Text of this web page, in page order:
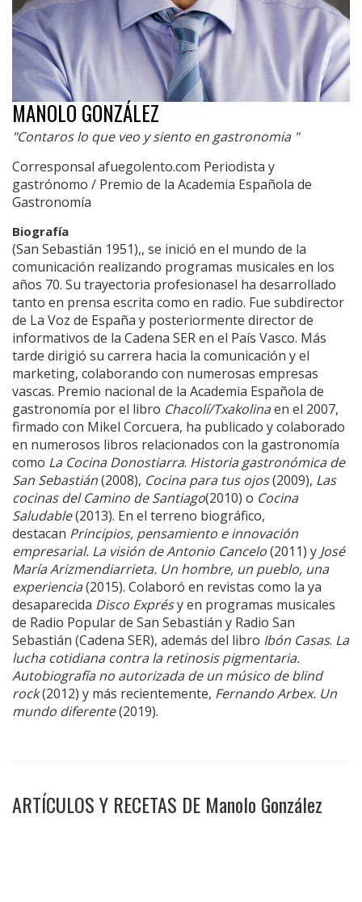
MANOLO GONZÁLEZ
"Contaros lo que veo y siento en gastronomia "
Corresponsal afuegolento.com Periodista y
gastrónomo / Premio de la Academia Española de
Gastronomía
Biografía
(San Sebastián 1951),, se inició en el mundo de la
comunicación realizando programas musicales en los
años 70. Su trayectoria profesionasel ha desarrollado
tanto en prensa escrita como en radio. Fue subdirector
de La Voz de España y posteriormente director de
informativos de la Cadena SER en el País Vasco. Más
tarde dirigió su carrera hacia la comunicación y el
marketing, colaborando con numerosas empresas
vascas. Premio nacional de la Academia Española de
gastronomía por el libro Chacolí/Txakolinaen el 2007,
firmado con Mikel Corcuera, ha publicado y colaborado
en numerosos libros relacionados con la gastronomía
como La Cocina Donostiarra. Historia gastronómica de
San Sebastián(2008), Cocina para tus ojos(2009), Las
cocinas del Camino de Santiago(2010) o Cocina
Saludable(2013). En el terreno biográfico,
destacan Principios, pensamiento e innovación
empresarial. La visión de Antonio Cancelo(2011) y José
María Arizmendiarrieta. Un hombre, un pueblo, una
experiencia(2015). Colaboró en revistas como la ya
desaparecida Disco Exprésy en programas musicales
de Radio Popular de San Sebastián y Radio San
Sebastián (Cadena SER), además del libro Ibón Casas. La
lucha cotidiana contra la retinosis pigmentaria.
Autobiografía no autorizada de un músico de blind
rock(2012) y más recientemente, Fernando Arbex. Un
mundo diferente(2019).
ARTÍCULOS Y RECETAS DE Manolo González